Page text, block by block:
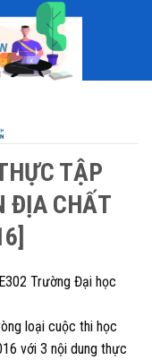
TẬP
ĐỊA CHẤT
Trường Đại học
loại cuộc thi học
với 3 nội dung thực